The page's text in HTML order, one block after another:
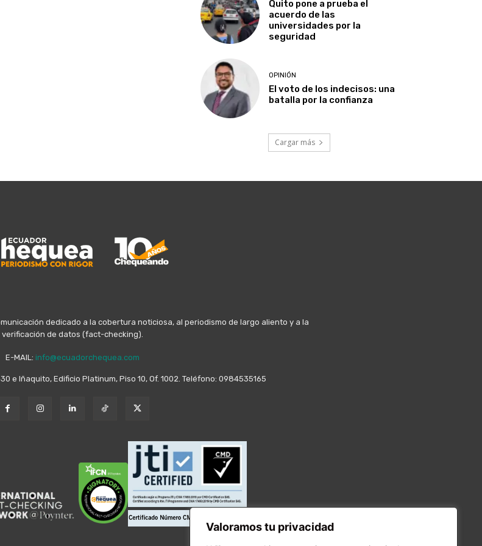
Valoramos tu privacidad
Quito pone a prueba el
acuerdo de las
universidades por la
seguridad
OPINIÓN
El voto de los indecisos: una
batalla por la confianza
Cargar más
dedicado a la cobertura noticiosa, al periodismo de largo aliento y a la
verificación de datos (fact-checking).
E-MAIL: info@ecuadorchequea.com
e Iñaquito, Edificio Platinum, Piso 10, Of. 1002. Teléfono: 0984535165